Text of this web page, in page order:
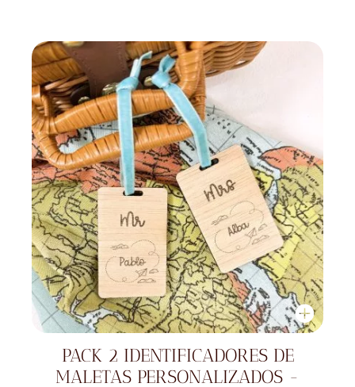
PACK 2 IDENTIFICADORES DE
MALETAS PERSONALIZADOS -